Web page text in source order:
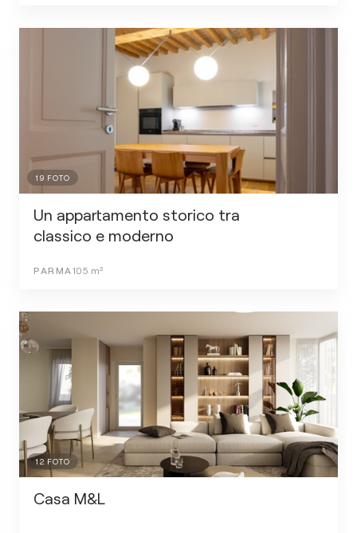
19 FOTO
Un appartamento storico tra
classico e moderno
PARMA 105 m²
12 FOTO
Casa M&L